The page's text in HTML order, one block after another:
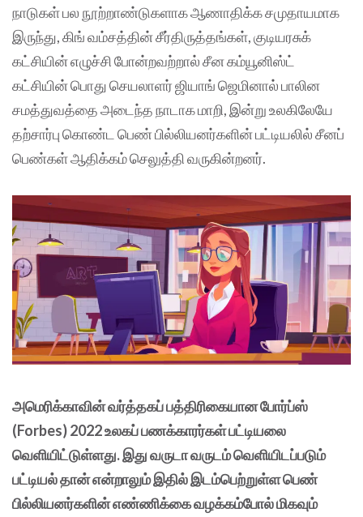
நாடுகள் பல நூற்றாண்டுகளாக ஆணாதிக்க சமுதாயமாக
இருந்து, கிங் வம்சத்தின் சீர்திருத்தங்கள், குடியரசுக்
கட்சியின் எழுச்சி போன்றவற்றால் சீன கம்யூனிஸ்ட்
கட்சியின் பொது செயலாளர் ஜியாங் ஜெமினால் பாலின
சமத்துவத்தை அடைந்த நாடாக மாறி, இன்று உலகிலேயே
தற்சார்பு கொண்ட பெண் பில்லியனர்களின் பட்டியலில் சீனப்
பெண்கள் ஆதிக்கம் செலுத்தி வருகின்றனர்.
அமெரிக்காவின் வர்த்தகப் பத்திரிகையான போர்ப்ஸ்
(Forbes) 2022 உலகப் பணக்காரர்கள் பட்டியலை
வெளியிட்டுள்ளது. இது வருடா வருடம் வெளியிடப்படும்
பட்டியல் தான் என்றாலும் இதில் இடம்பெற்றுள்ள பெண்
பில்லியனர்களின் எண்ணிக்கை வழக்கம்போல் மிகவும்